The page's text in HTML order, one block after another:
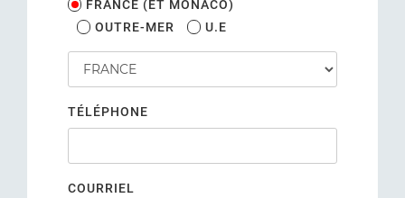
FRANCE (ET MONACO)
OUTRE-MER
U.E
TÉLÉPHONE
COURRIEL